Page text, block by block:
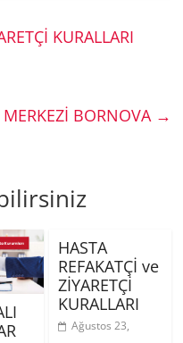
KURALLARI
BORNOVA →
HASTA
REFAKATÇİ ve
ZİYARETÇİ
KURALLARI
Ağustos 23,